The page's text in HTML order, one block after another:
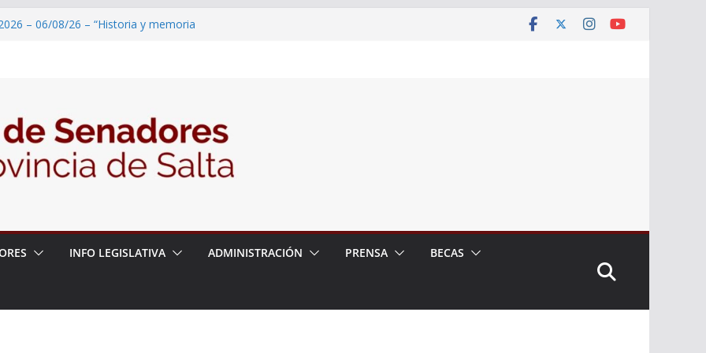
– 06/08/26 – “Historia y memoria
– 06/08/26 – Presentación del libro
del Dr. Víctor Alfredo Frías
– 06/08/26 – 82° Edición de la Expo
INFO LEGISLATIVA ADMINISTRACIÓN PRENSA BECAS